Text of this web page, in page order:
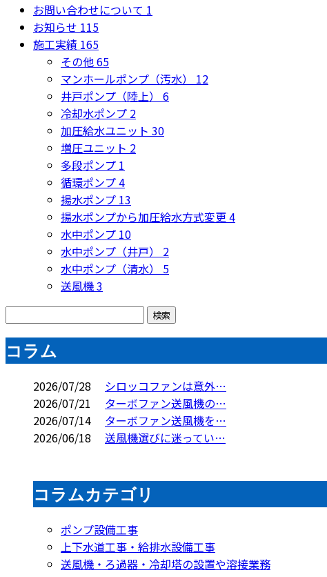
お問い合わせについて 1
お知らせ 115
施工実績 165
その他65
マンホールポンプ（汚水） 12
井戸ポンプ（陸上） 6
冷却水ポンプ 2
加圧給水ユニット 30
増圧ユニット 2
多段ポンプ 1
循環ポンプ4
揚水ポンプ 13
揚水ポンプから加圧給水方式変更4
水中ポンプ 10
水中ポンプ（井戸） 2
水中ポンプ（清水） 5
送風機3
コラム
2026/07/28
シロッコファンは意外…
2026/07/21
ターボファン送風機の…
2026/07/14
ターボファン送風機を…
2026/06/18
送風機選びに迷ってい…
コラムカテゴリ
ポンプ設備工事
上下水道工事・給排水設備工事
送風機・ろ過器・冷却塔の設置や溶接業務